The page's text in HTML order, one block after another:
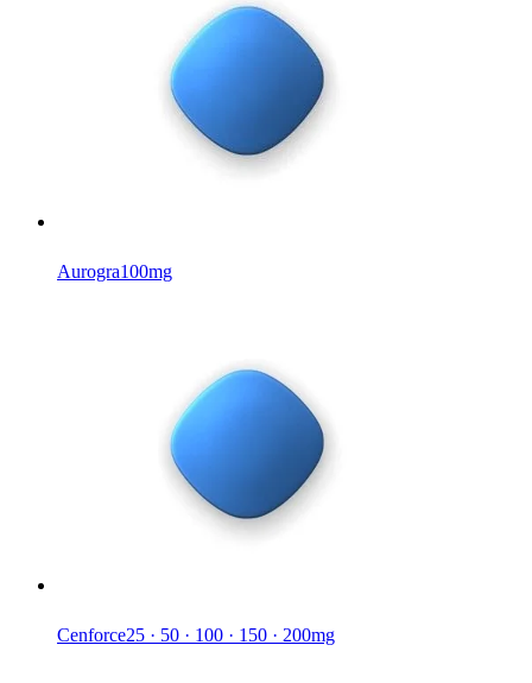
Aurogra100mg
Cenforce25 · 50 · 100 · 150 · 200mg